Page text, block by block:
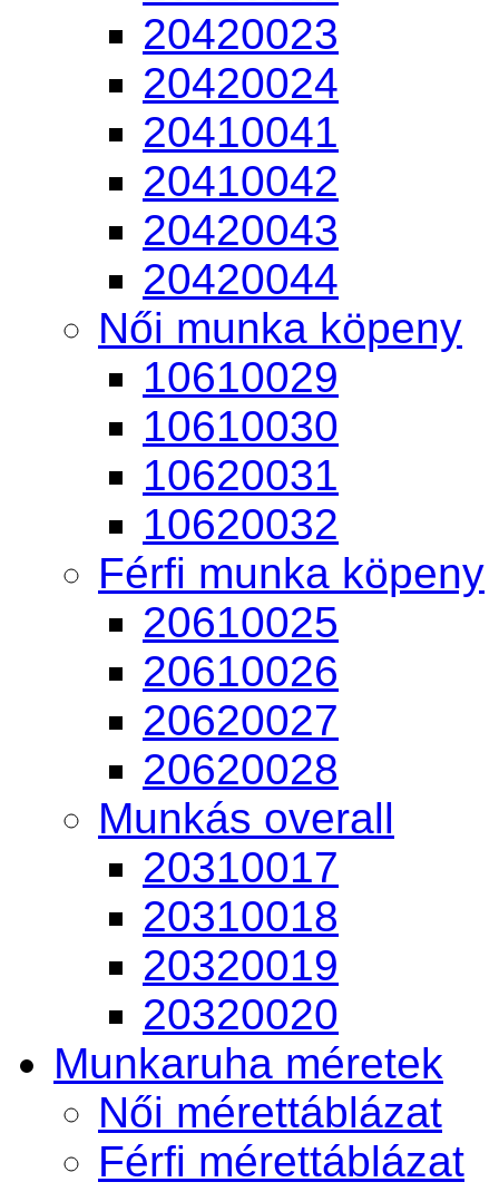
20420023
20420024
20410041
20410042
20420043
20420044
Női munka köpeny
10610029
10610030
10620031
10620032
Férfi munka köpeny
20610025
20610026
20620027
20620028
Munkás overall
20310017
20310018
20320019
20320020
Munkaruha méretek
Női mérettáblázat
Férfi mérettáblázat